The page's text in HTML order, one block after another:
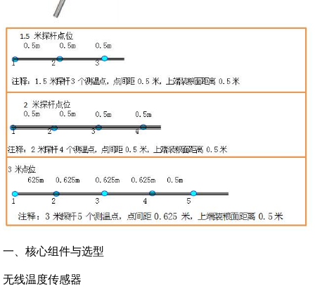
一、核心组件与选型
无线温度传感器‌